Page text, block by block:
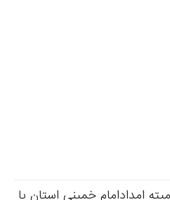
امدادامام خمینی استان با